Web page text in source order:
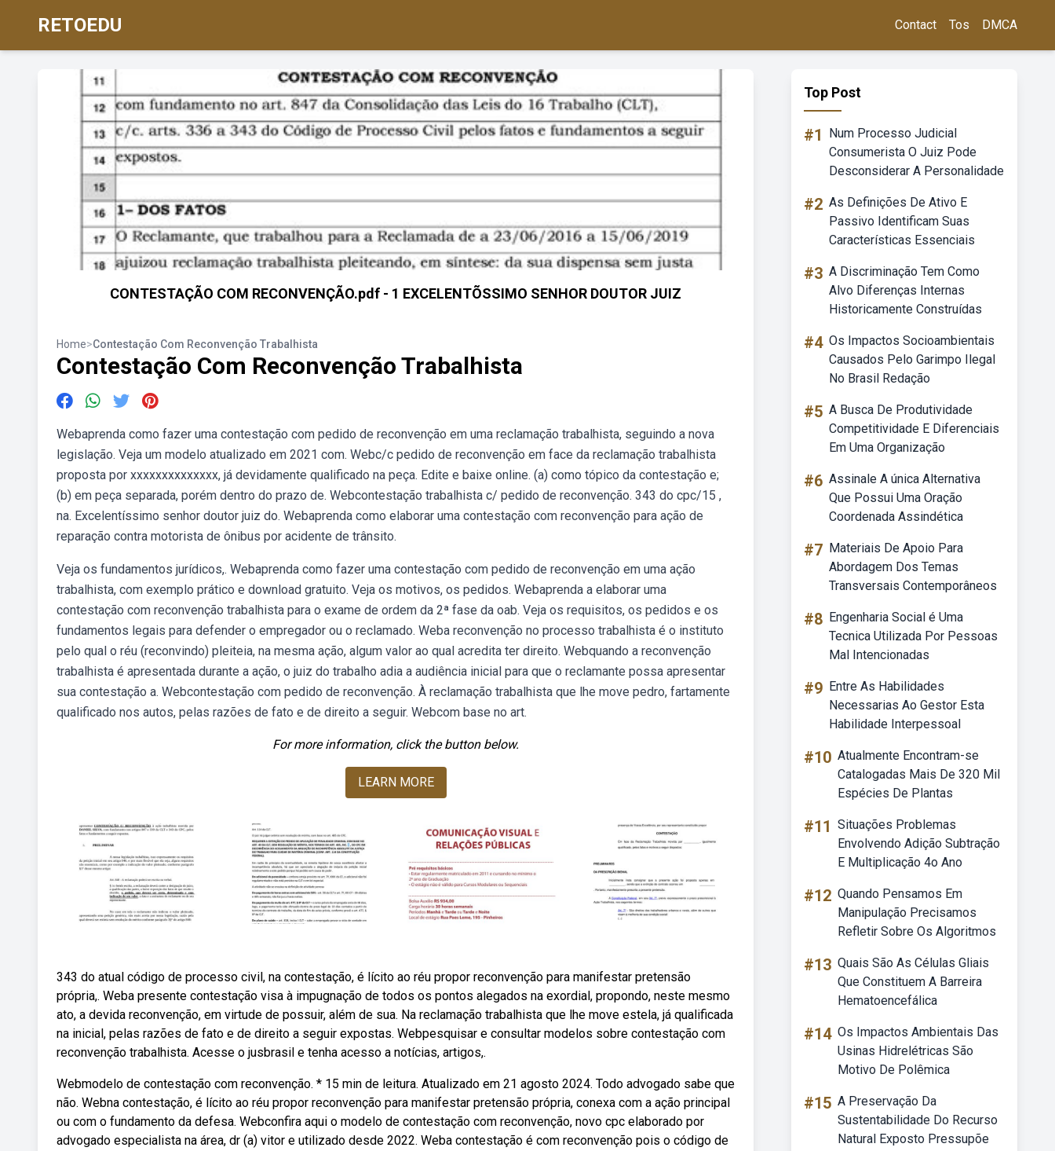
RETOEDU Contact Tos DMCA
CONTESTAÇÃO COM RECONVENÇÃO.pdf - 1 EXCELENTÕSSIMO SENHOR DOUTOR JUIZ
Home>Contestação Com Reconvenção Trabalhista
Contestação Com Reconvenção Trabalhista
Webaprenda como fazer uma contestação com pedido de reconvenção em uma reclamação trabalhista, seguindo a nova
legislação. Veja um modelo atualizado em 2021 com. Webc/c pedido de reconvenção em face da reclamação trabalhista
proposta por xxxxxxxxxxxxxx, já devidamente qualificado na peça. Edite e baixe online. (a) como tópico da contestação e;
(b) em peça separada, porém dentro do prazo de. Webcontestação trabalhista c/ pedido de reconvenção. 343 do cpc/15 ,
na. Excelentíssimo senhor doutor juiz do. Webaprenda como elaborar uma contestação com reconvenção para ação de
reparação contra motorista de ônibus por acidente de trânsito.
Veja os fundamentos jurídicos,. Webaprenda como fazer uma contestação com pedido de reconvenção em uma ação
trabalhista, com exemplo prático e download gratuito. Veja os motivos, os pedidos. Webaprenda a elaborar uma
contestação com reconvenção trabalhista para o exame de ordem da 2ª fase da oab. Veja os requisitos, os pedidos e os
fundamentos legais para defender o empregador ou o reclamado. Weba reconvenção no processo trabalhista é o instituto
pelo qual o réu (reconvindo) pleiteia, na mesma ação, algum valor ao qual acredita ter direito. Webquando a reconvenção
trabalhista é apresentada durante a ação, o juiz do trabalho adia a audiência inicial para que o reclamante possa apresentar
sua contestação a. Webcontestação com pedido de reconvenção. À reclamação trabalhista que lhe move pedro, fartamente
qualificado nos autos, pelas razões de fato e de direito a seguir. Webcom base no art.
For more information, click the button below.
LEARN MORE
343 do atual código de processo civil, na contestação, é lícito ao réu propor reconvenção para manifestar pretensão
própria,. Weba presente contestação visa à impugnação de todos os pontos alegados na exordial, propondo, neste mesmo
ato, a devida reconvenção, em virtude de possuir, além de sua. Na reclamação trabalhista que lhe move estela, já qualificada
na inicial, pelas razões de fato e de direito a seguir expostas. Webpesquisar e consultar modelos sobre contestação com
reconvenção trabalhista. Acesse o jusbrasil e tenha acesso a notícias, artigos,.
Webmodelo de contestação com reconvenção. * 15 min de leitura. Atualizado em 21 agosto 2024. Todo advogado sabe que
não. Webna contestação, é lícito ao réu propor reconvenção para manifestar pretensão própria, conexa com a ação principal
ou com o fundamento da defesa. Webconfira aqui o modelo de contestação com reconvenção, novo cpc elaborado por
advogado especialista na área, dr (a) vitor e utilizado desde 2022. Weba contestação é com reconvenção pois o código de
Top Post
#1
Num Processo Judicial
Consumerista O Juiz Pode
Desconsiderar A Personalidade
#2 As Definições De Ativo E
Passivo Identificam Suas
Características Essenciais
#3 A Discriminação Tem Como
Alvo Diferenças Internas
Historicamente Construídas
#4 Os Impactos Socioambientais
Causados Pelo Garimpo Ilegal
No Brasil Redação
#5 A Busca De Produtividade
Competitividade E Diferenciais
Em Uma Organização
#6 Assinale A única Alternativa
Que Possui Uma Oração
Coordenada Assindética
#7 Materiais De Apoio Para
Abordagem Dos Temas
Transversais Contemporâneos
#8 Engenharia Social é Uma
Tecnica Utilizada Por Pessoas
Mal Intencionadas
#9 Entre As Habilidades
Necessarias Ao Gestor Esta
Habilidade Interpessoal
#10 Atualmente Encontram-se
Catalogadas Mais De 320 Mil
Espécies De Plantas
#11 Situações Problemas
Envolvendo Adição Subtração
E Multiplicação 4o Ano
#12 Quando Pensamos Em
Manipulação Precisamos
Refletir Sobre Os Algoritmos
#13 Quais São As Células Gliais
Que Constituem A Barreira
Hematoencefálica
#14 Os Impactos Ambientais Das
Usinas Hidrelétricas São
Motivo De Polêmica
#15 A Preservação Da
Sustentabilidade Do Recurso
Natural Exposto Pressupõe